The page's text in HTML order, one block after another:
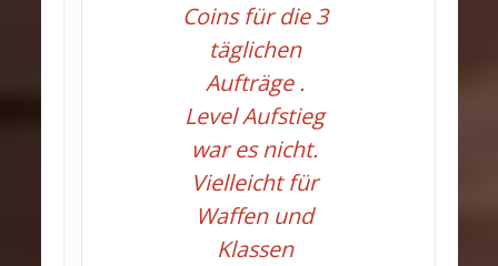
Coins für die 3
täglichen
Aufträge .
Level Aufstieg
war es nicht.
Vielleicht für
Waffen und
Klassen